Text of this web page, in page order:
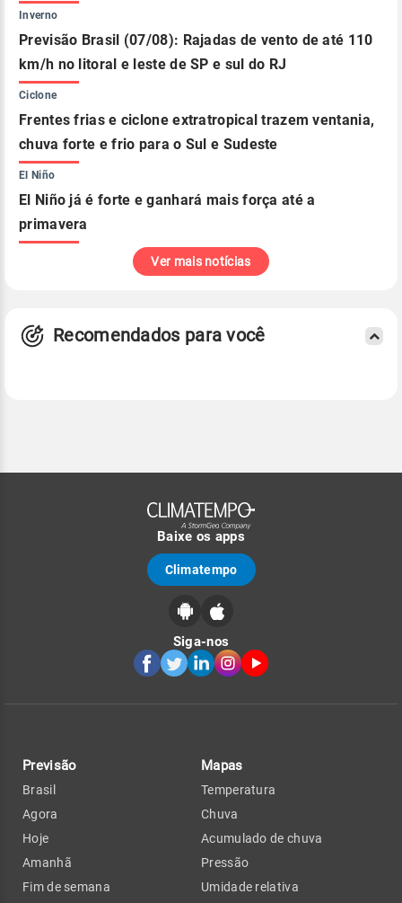
Inverno
Previsão Brasil (07/08): Rajadas de vento de até 110
km/h no litoral e leste de SP e sul do RJ
Ciclone
Frentes frias e ciclone extratropical trazem ventania,
chuva forte e frio para o Sul e Sudeste
El Niño
El Niño já é forte e ganhará mais força até a
primavera
Ver mais notícias
Recomendados para você
Baixe os apps
Climatempo
Siga-nos
Previsão
Brasil
Agora
Hoje
Amanhã
Fim de semana
Mapas
Temperatura
Chuva
Acumulado de chuva
Pressão
Umidade relativa